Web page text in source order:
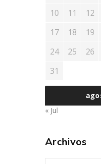
10
11 12
17
18 19
24
25 26
31
« Jul
Archivos